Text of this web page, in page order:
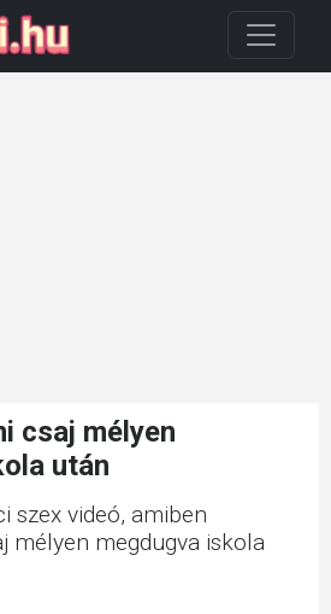
csaj mélyen
után
szex videó, amiben
mélyen megdugva iskola